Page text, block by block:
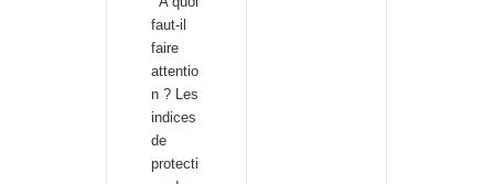
faut-il
faire
attentio
n ? Les
indices
de
protecti